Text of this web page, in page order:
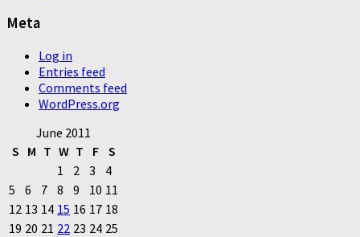
Meta
Log in
Entries feed
Comments feed
WordPress.org
June 2011
S M T W T F S
1
2 3
4
5
6 7 8 9 10 11
12 13 14 15 16 17 18
19 20 21 22 23 24 25